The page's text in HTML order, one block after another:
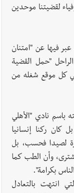
لقضيتنا موحدين
عبر فيها عن "امتنان
الراحل "حمل القضية
كل موقع شغله من
باسم نادي "الأهلي
ركنا إنسانيا
لصيدا فحسب، بل
وأن الطب كما
بكرامة".
انتهت بالتعادل